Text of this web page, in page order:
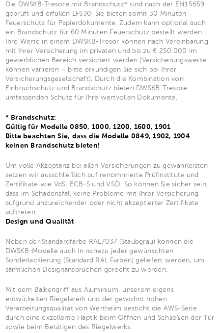
Die DWSKB-Tresore mit Brandschutz* sind nach der EN15659
geprüft und erfüllen LFS30. Sie bieten somit 30 Minuten
Feuerschutz für Papierdokumente. Zudem kann optional auch
ein Brandschutz für 60 Minuten Feuerschutz bestellt werden.
Ihre Werte in einem DWSKB-Tresor können nach Vereinbarung
mit Ihrer Versicherung im privaten und bis zu € 250.000 im
gewerblichen Bereich versichert werden (Versicherungswerte
können variieren – bitte erkundigen Sie sich bei Ihrer
Versicherungsgesellschaft). Durch die Kombination von
Einbruchschutz und Brandschutz bieten DWSKB-Tresore
umfassenden Schutz für Ihre wertvollen Dokumente.
* Brandschutz:
Gültig für Modelle 0850, 1000, 1200, 1600, 1901
Bitte beachten Sie, dass die Modelle 0849, 1902, 1904
keinen Brandschutz bieten!
Um volle Akzeptanz bei allen Versicherungen zu gewährleisten,
setzen wir ausschließlich auf renommierte Prüfinstitute und
Zertifikate wie VdS, ECB-S und VSÖ. So können Sie sicher sein,
dass im Schadensfall keine Probleme mit Ihrer Versicherung
aufgrund unzureichender oder nicht akzeptierter Zertifikate
auftreten.
Design und Qualität
Neben der Standardfarbe RAL7037 (Staubgrau) können die
DWSKB-Modelle auch in nahezu jeder gewünschten
Sonderlackierung (Standard RAL Farben) geliefert werden, um
sämtlichen Designansprüchen gerecht zu werden.
Mit dem Balkengriff aus Aluminium, unserem eigens
entwickelten Riegelwerk und der gewohnt hohen
Verarbeitungsqualität von Wertheim besticht die AWS-Serie
durch eine exzellente Haptik beim Öffnen und Schließen der Tür
sowie beim Betätigen des Riegelwerks.